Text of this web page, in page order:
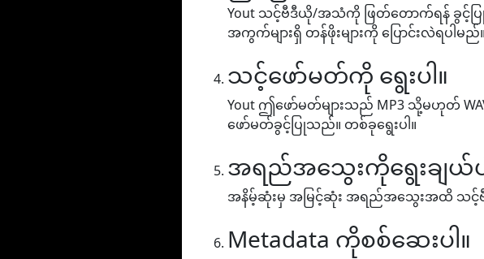
Yout သင့်ဗီဒီယို/အသံကို ဖြတ်တောက်ရန် ခွင့်
အကွက်များရှိ တန်ဖိုးများကို ပြောင်းလဲရပါမည်
သင့်ဖော်မတ်ကို ရွေးပါ။
Yout ဤဖော်မတ်များသည် MP3 သို့မဟုတ်
ဖော်မတ်ခွင့်ပြုသည်။ တစ်ခုရွေးပါ။
အရည်အသွေးကိုရွေးချယ်ပ
အနိမ့်ဆုံးမှ အမြင့်ဆုံး အရည်အသွေးအထိ သင့်
Metadata ကိုစစ်ဆေးပါ။